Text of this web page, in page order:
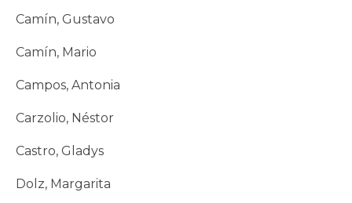
Camín, Gustavo
Camín, Mario
Campos, Antonia
Carzolio, Néstor
Castro, Gladys
Dolz, Margarita